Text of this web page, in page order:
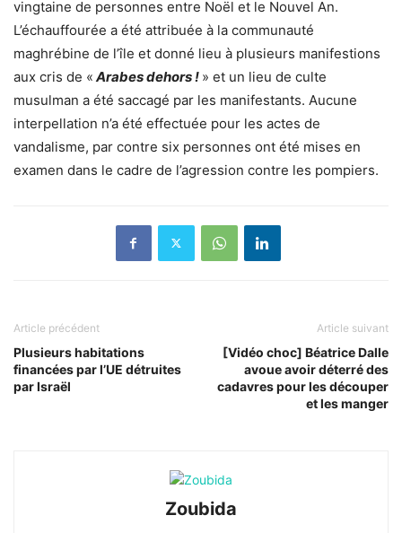
vingtaine de personnes entre Noël et le Nouvel An.
L’échauffourée a été attribuée à la communauté
maghrébine de l’île et donné lieu à plusieurs manifestions
aux cris de « Arabes dehors ! » et un lieu de culte
musulman a été saccagé par les manifestants. Aucune
interpellation n’a été effectuée pour les actes de
vandalisme, par contre six personnes ont été mises en
examen dans le cadre de l’agression contre les pompiers.
Article précédent
Plusieurs habitations
financées par l’UE détruites
par Israël
Article suivant
[Vidéo choc] Béatrice Dalle
avoue avoir déterré des
cadavres pour les découper
et les manger
Zoubida